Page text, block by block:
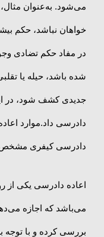
می‌شود. به‌عنوان
خواهان نباشد، حکم
در مفاد حکم تضادی
شده باشد، حیله یا
جدیدی کشف شود، در
دادرسی کیفری
اعاده دادرسی یکی از
می‌باشد که اجازه
بررسی کرده و با توجه